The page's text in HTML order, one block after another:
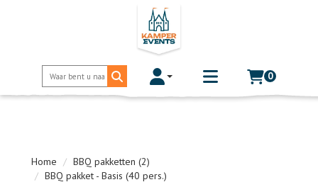
Toggle account dropdown
Toggle
mobile
0
Home
BBQ pakketten (2)
BBQ pakket - Basis (40 pers.)